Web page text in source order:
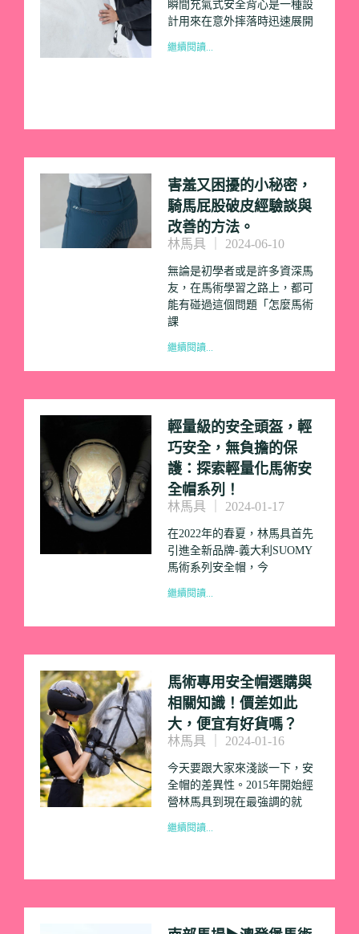
瞬間充氣式安全背心是一種設
計用來在意外摔落時迅速展開
繼續閱讀...
害羞又困擾的小秘密，
騎馬屁股破皮經驗談與
改善的方法。
林馬具 2024-06-10
無論是初學者或是許多資深馬
友，在馬術學習之路上，都可
能有碰過這個問題「怎麼馬術
課
繼續閱讀...
輕量級的安全頭盔，輕
巧安全，無負擔的保
護：探索輕量化馬術安
全帽系列！
林馬具 2024-01-17
在2022年的春夏，林馬具首先
引進全新品牌-義大利SUOMY
馬術系列安全帽，今
繼續閱讀...
馬術專用安全帽選購與
相關知識！價差如此
大，便宜有好貨嗎？
林馬具 2024-01-16
今天要跟大家來淺談一下，安
全帽的差異性。2015年開始經
營林馬具到現在最強調的就
繼續閱讀...